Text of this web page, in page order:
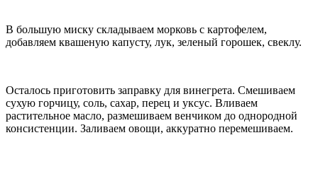
В большую миску складываем морковь с картофелем,
добавляем квашеную капусту, лук, зеленый горошек, свеклу.
Осталось приготовить заправку для винегрета. Смешиваем
сухую горчицу, соль, сахар, перец и уксус. Вливаем
растительное масло, размешиваем венчиком до однородной
консистенции. Заливаем овощи, аккуратно перемешиваем.